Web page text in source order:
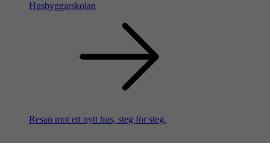
Husbyggarskolan
Resan mot ett nytt hus, steg för steg.